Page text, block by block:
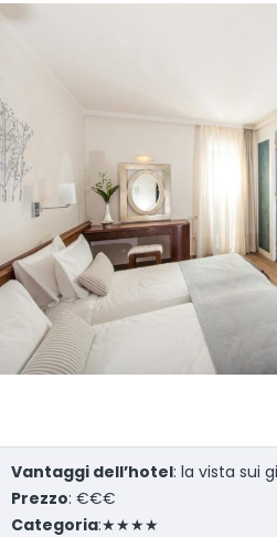
Vantaggi dell’hotel: la vista sui
Prezzo: €€€
Categoria:★★★★